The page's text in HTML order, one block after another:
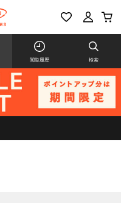
閲覧履歴 検索